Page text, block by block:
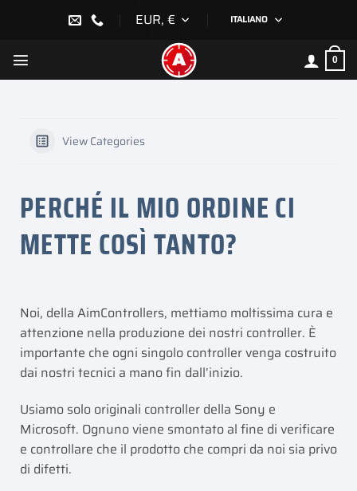
EUR, € ITALIANO
0
View Categories
PERCHÉ IL MIO ORDINE CI
METTE COSÌ TANTO?
Noi, della AimControllers, mettiamo moltissima cura e
attenzione nella produzione dei nostri controller. È
importante che ogni singolo controller venga costruito
dai nostri tecnici a mano fin dall’inizio.
Usiamo solo originali controller della Sony e
Microsoft. Ognuno viene smontato al fine di verificare
e controllare che il prodotto che compri da noi sia privo
di difetti.